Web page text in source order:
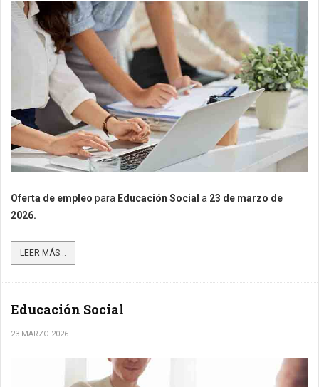
Oferta de empleo para Educación Social a 23 de marzo de
2026.
LEER MÁS...
Educación Social
23 MARZO 2026